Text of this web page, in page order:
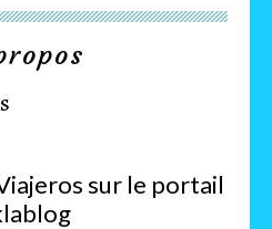
sur le portail